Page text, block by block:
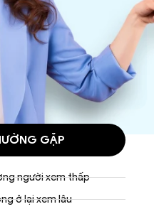
GẶP
người xem thấp
ở lại xem lâu